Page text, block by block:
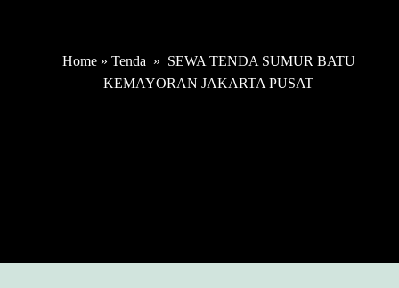
Home» Tenda » SEWA TENDA SUMUR BATU
KEMAYORAN JAKARTA PUSAT